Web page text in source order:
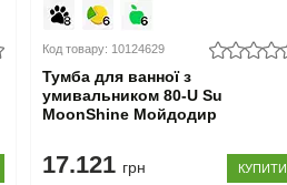
Код товару: 10124629
Тумба для ванної з
умивальником 80-U Su
MoonShine Мойдодир
17.121 грн КУПИТИ